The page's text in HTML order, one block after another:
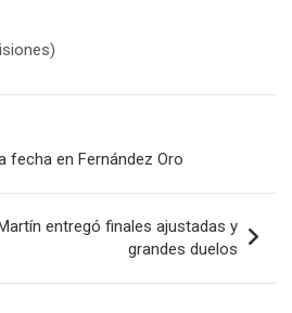
fecha en Fernández Oro
Martín entregó finales ajustadas y
grandes duelos
E-KART.COM.AR
(Asfalto)